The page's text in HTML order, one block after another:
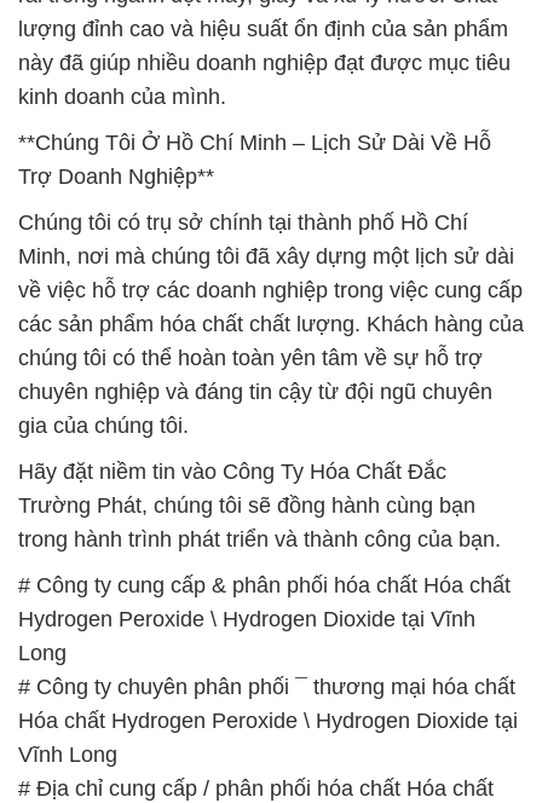
lượng đỉnh cao và hiệu suất ổn định của sản phẩm
này đã giúp nhiều doanh nghiệp đạt được mục tiêu
kinh doanh của mình.
**Chúng Tôi Ở Hồ Chí Minh – Lịch Sử Dài Về Hỗ
Trợ Doanh Nghiệp**
Chúng tôi có trụ sở chính tại thành phố Hồ Chí
Minh, nơi mà chúng tôi đã xây dựng một lịch sử dài
về việc hỗ trợ các doanh nghiệp trong việc cung cấp
các sản phẩm hóa chất chất lượng. Khách hàng của
chúng tôi có thể hoàn toàn yên tâm về sự hỗ trợ
chuyên nghiệp và đáng tin cậy từ đội ngũ chuyên
gia của chúng tôi.
Hãy đặt niềm tin vào Công Ty Hóa Chất Đắc
Trường Phát, chúng tôi sẽ đồng hành cùng bạn
trong hành trình phát triển và thành công của bạn.
# Công ty cung cấp & phân phối hóa chất Hóa chất
Hydrogen Peroxide \ Hydrogen Dioxide tại Vĩnh
Long
# Công ty chuyên phân phối ¯ thương mại hóa chất
Hóa chất Hydrogen Peroxide \ Hydrogen Dioxide tại
Vĩnh Long
# Địa chỉ cung cấp / phân phối hóa chất Hóa chất